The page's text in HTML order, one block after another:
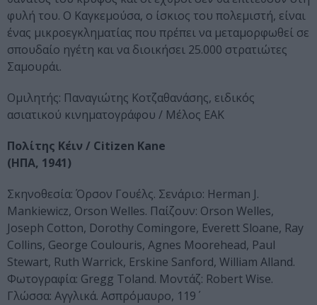
φυλή του. Ο Καγκεμούσα, ο ίσκιος του πολεμιστή, είναι
ένας μικροεγκληματίας που πρέπει να μεταμορφωθεί σε
σπουδαίο ηγέτη και να διοικήσει 25.000 στρατιώτες
Σαμουράι.
Ομιλητής: Παναγιώτης Κοτζαθανάσης, ειδικός
ασιατικού κινηματογράφου / Μέλος ΕΑΚ
Πολίτης Κέιν / Citizen Kane
(ΗΠΑ, 1941)
Σκηνοθεσία: Όρσον Γουέλς. Σενάριο: Herman J.
Mankiewicz, Orson Welles. Παίζουν: Orson Welles,
Joseph Cotton, Dorothy Comingore, Everett Sloane, Ray
Collins, George Coulouris, Agnes Moorehead, Paul
Stewart, Ruth Warrick, Erskine Sanford, William Alland.
Φωτογραφία: Gregg Toland. Μοντάζ: Robert Wise.
Γλώσσα: Αγγλικά. Ασπρόμαυρο, 119΄